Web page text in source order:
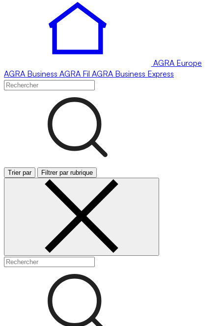
AGRA Europe
AGRA Business AGRA Fil AGRA Business Express
Trier par Filtrer par rubrique